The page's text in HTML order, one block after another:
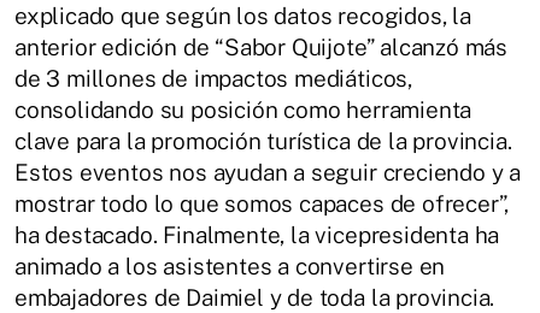
explicado que según los datos recogidos, la
anterior edición de “Sabor Quijote” alcanzó más
de 3 millones de impactos mediáticos,
consolidando su posición como herramienta
clave para la promoción turística de la provincia.
Estos eventos nos ayudan a seguir creciendo y a
mostrar todo lo que somos capaces de ofrecer”,
ha destacado. Finalmente, la vicepresidenta ha
animado a los asistentes a convertirse en
embajadores de Daimiel y de toda la provincia.